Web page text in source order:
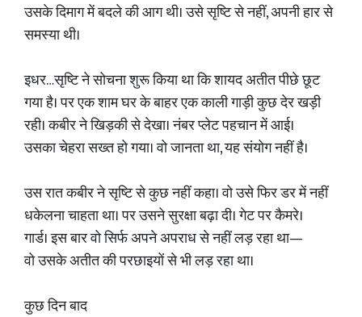
उसके दिमाग में बदले की आग थी। उसे सृष्टि से नहीं, अपनी हार से
समस्या थी।
इधर…सृष्टि ने सोचना शुरू किया था कि शायद अतीत पीछे छूट
गया है। पर एक शाम घर के बाहर एक काली गाड़ी कुछ देर खड़ी
रही। कबीर ने खिड़की से देखा। नंबर प्लेट पहचान में आई।
उसका चेहरा सख्त हो गया। वो जानता था, यह संयोग नहीं है।
उस रात कबीर ने सृष्टि से कुछ नहीं कहा। वो उसे फिर डर में नहीं
धकेलना चाहता था। पर उसने सुरक्षा बढ़ा दी। गेट पर कैमरे।
गार्ड। इस बार वो सिर्फ अपने अपराध से नहीं लड़ रहा था—
वो उसके अतीत की परछाइयों से भी लड़ रहा था।
कुछ दिन बाद